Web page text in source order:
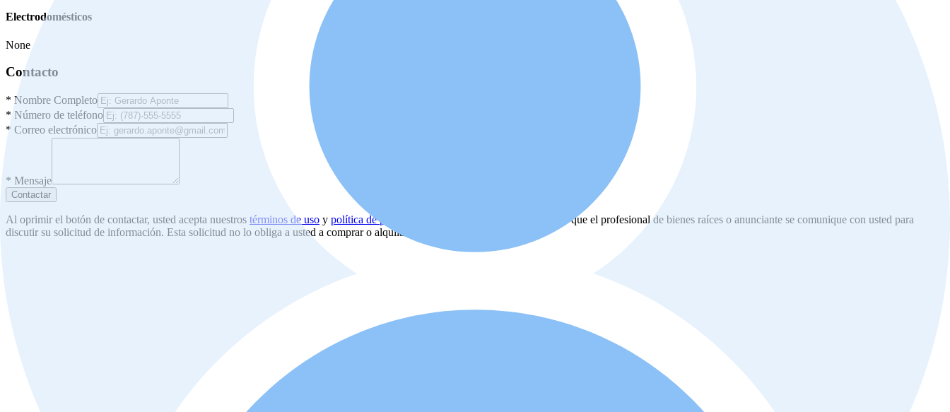
Electrodomésticos
None
Contacto
* Nombre Completo
* Número de teléfono
* Correo electrónico
* Mensaje
Contactar
Al oprimir el botón de contactar, usted acepta nuestros términos de uso y política de privacidad
. Además, usted está de acuerdo que el profesional de bienes raíces o anunciante se comunique con usted para
discutir su solicitud de información. Esta solicitud no lo obliga a usted a comprar o alquilar la propiedad.